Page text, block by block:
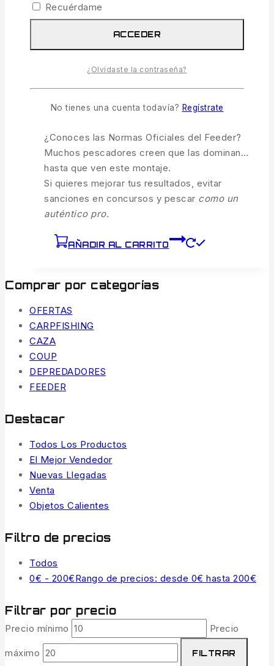
Pack Quinvaco Normas Feeder
13.99€El precio actual es: 13.99€.
IVA incl.
5 disponibles
¿Conoces las Normas Oficiales del Feeder?
Muchos pescadores creen que las dominan…
hasta que ven este montaje.
Si quieres mejorar tus resultados, evitar
sanciones en concursos y pescar como un
auténtico pro.
AÑADIR AL CARRITO
Comprar por categorías
OFERTAS
CARPFISHING
CAZA
COUP
DEPREDADORES
FEEDER
Destacar
Todos Los Productos
El Mejor Vendedor
Nuevas Llegadas
Venta
Objetos Calientes
Filtro de precios
Todos
0€ - 200€Rango de precios: desde 0€ hasta 200€
Filtrar por precio
Precio mínimo Precio
máximo FILTRAR
Recuérdame
ACCEDER
¿Olvidaste la contraseña?
No tienes una cuenta todavía? Regístrate